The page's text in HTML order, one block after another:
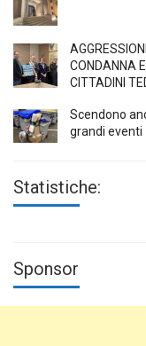
CONDANNA
CITTADINI
Scendono
grandi eventi
Statistiche:
Sponsor